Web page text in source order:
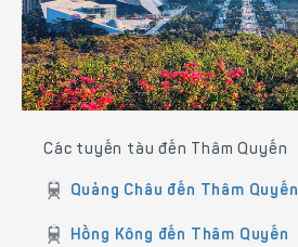
Các tuyến tàu đến Thâm Quyến
Quảng Châu đến Thâm Quyến
Hồng Kông đến Thâm Quyến